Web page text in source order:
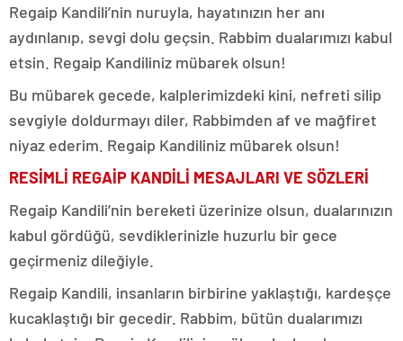
Regaip Kandili’nin nuruyla, hayatınızın her anı
aydınlanıp, sevgi dolu geçsin. Rabbim dualarımızı kabul
etsin. Regaip Kandiliniz mübarek olsun!
Bu mübarek gecede, kalplerimizdeki kini, nefreti silip
sevgiyle doldurmayı diler, Rabbimden af ve mağfiret
niyaz ederim. Regaip Kandiliniz mübarek olsun!
RESİMLİ REGAİP KANDİLİ MESAJLARI VE SÖZLERİ
Regaip Kandili’nin bereketi üzerinize olsun, dualarınızın
kabul gördüğü, sevdiklerinizle huzurlu bir gece
geçirmeniz dileğiyle.
Regaip Kandili, insanların birbirine yaklaştığı, kardeşçe
kucaklaştığı bir gecedir. Rabbim, bütün dualarımızı